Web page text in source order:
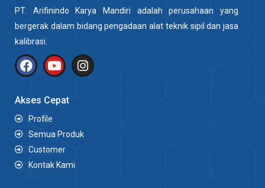
PT. Arifinindo Karya Mandiri adalah perusahaan yang
bergerak dalam bidang pengadaan alat teknik sipil dan jasa
kalibrasi.
Akses Cepat
Profile
Semua Produk
Customer
Kontak Kami